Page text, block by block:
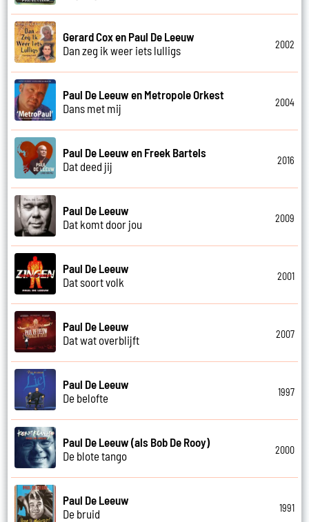
Gerard Cox en Paul De Leeuw
Dan zeg ik weer iets lulligs
2002
Paul De Leeuw en Metropole Orkest
Dans met mij
2004
Paul De Leeuw en Freek Bartels
Dat deed jij
2016
Paul De Leeuw
Dat komt door jou
2009
Paul De Leeuw
Dat soort volk
2001
Paul De Leeuw
Dat wat overblijft
2007
Paul De Leeuw
De belofte
1997
Paul De Leeuw (als Bob De Rooy)
De blote tango
2000
Paul De Leeuw
De bruid
1991